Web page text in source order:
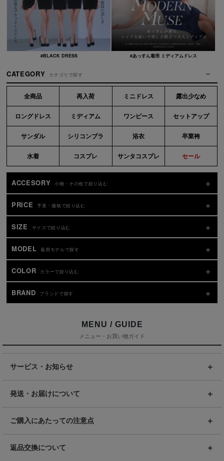
#BLACK DRESS #あっすん着用 ミディアムドレス
CATEGORY カテゴリで探す
全商品 再入荷 ミニドレス 露出少なめ
ロングドレス ミディアム ワンピース セットアップ
サンダル シリコンブラ 浴衣 卒業袴
水着 コスプレ サンタコスプレ セール
ACCESORY 小物・その他で絞り込む
PRICE 予算・価格で絞り込む
SIZE サイズで絞り込む
MODEL 着用モデルで探す
COLOR カラーで絞り込む
BRAND ブランドで探す
MENU / GUIDE
メニュー・お買い物ガイド
サービス・お知らせ
発送・お届けについて
ご購入にあたっての注意点
返品交換について